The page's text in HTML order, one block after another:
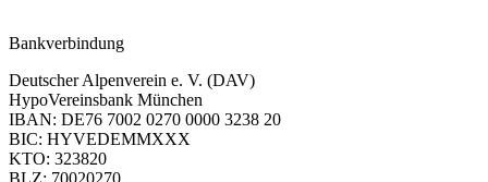
Bankverbindung
Deutscher Alpenverein e. V. (DAV)
HypoVereinsbank München
IBAN: DE76 7002 0270 0000 3238 20
BIC: HYVEDEMMXXX
KTO: 323820
BLZ: 70020270